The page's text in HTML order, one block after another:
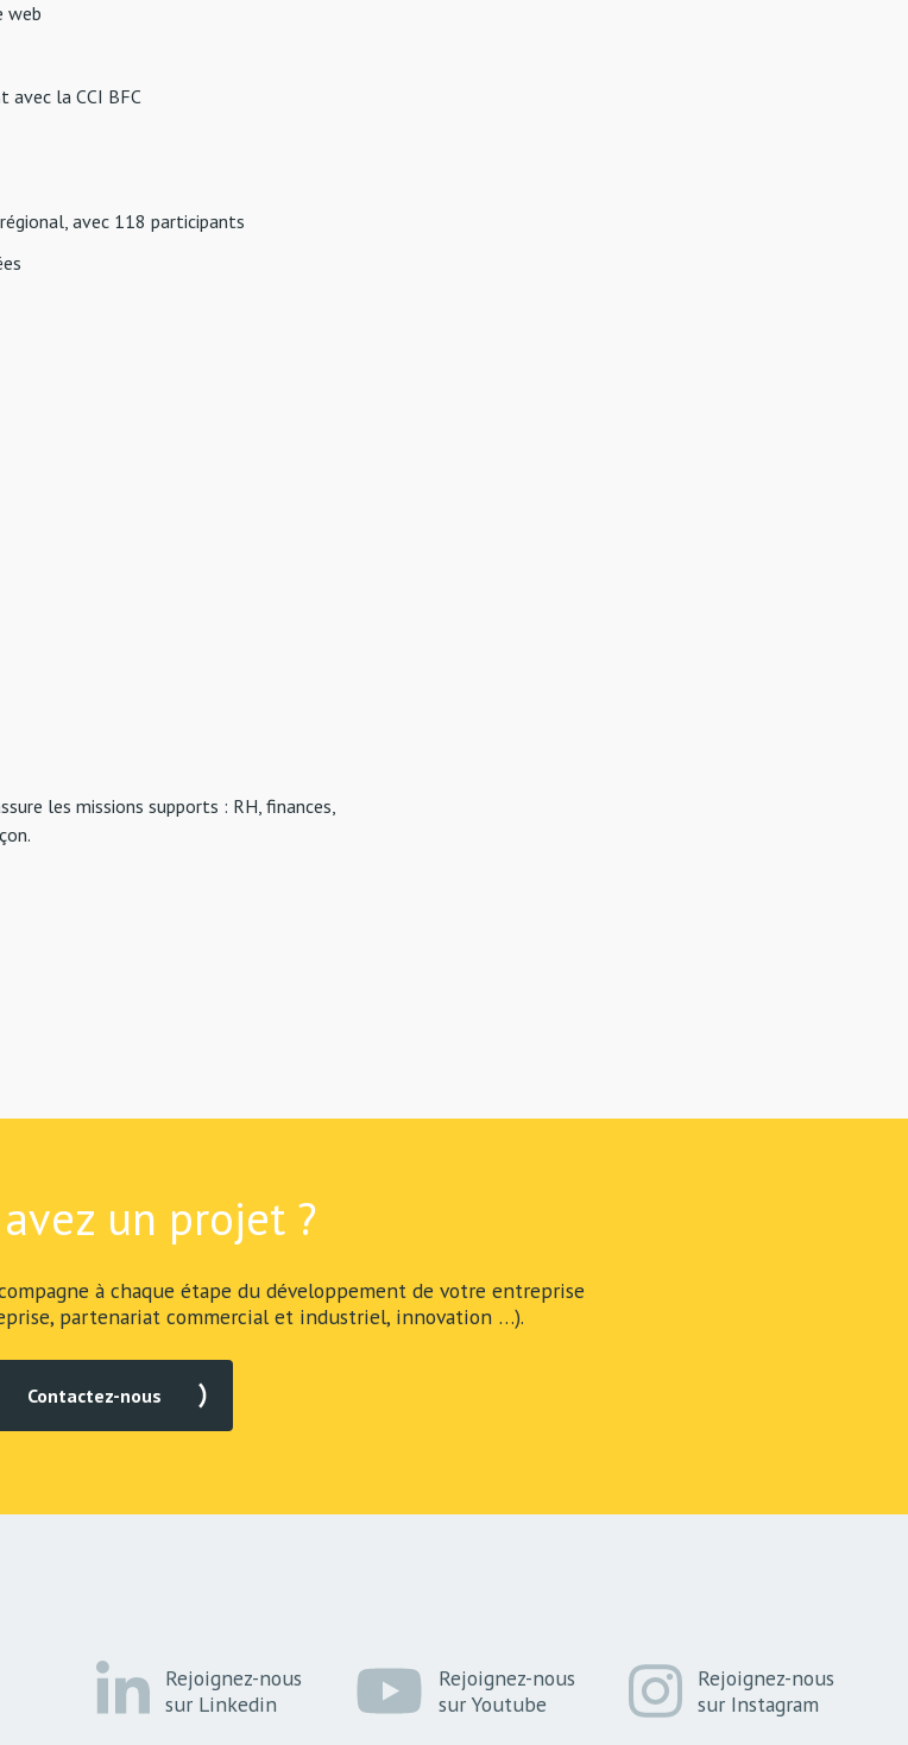
web
avec la CCI BFC
avec 118 participants
les missions supports : RH, finances,
un projet ?
à chaque étape du développement de votre entreprise
partenariat commercial et industriel, innovation …).
Contactez-nous
Rejoignez-nous
sur Instagram
Rejoignez-nous
sur Youtube
Rejoignez-nous
sur Linkedin